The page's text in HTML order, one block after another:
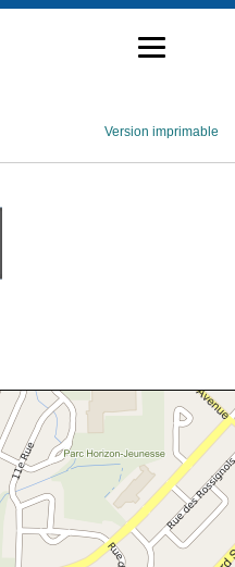
Version imprimable